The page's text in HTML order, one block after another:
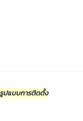
ปแบบการติดตั้ง